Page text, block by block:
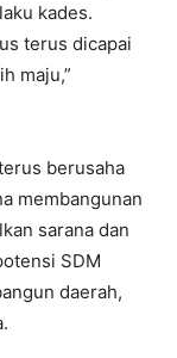
kades.
terus dicapai
maju,”
berusaha
membangunan
sarana dan
SDM
daerah,